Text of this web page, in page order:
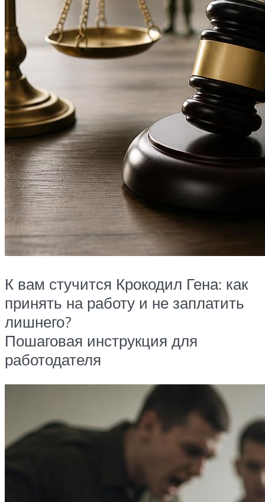
К вам стучится Крокодил Гена: как
принять на работу и не заплатить
лишнего?
Пошаговая инструкция для
работодателя